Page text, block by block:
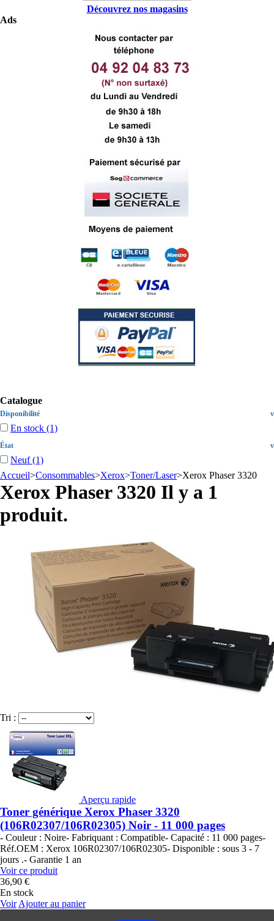
Découvrez nos magasins
Ads
Catalogue
Disponibilité v
En stock (1)
État v
Neuf(1)
Accueil>Consommables>Xerox>Toner/Laser>Xerox Phaser 3320
Xerox Phaser 3320 Il y a 1
produit.
Tri :
Aperçu rapide
Toner générique Xerox Phaser 3320
(106R02307/106R02305) Noir - 11 000 pages
- Couleur : Noire- Fabriquant : Compatible- Capacité : 11 000 pages-
Réf.OEM : Xerox 106R02307/106R02305- Disponible : sous 3 - 7
jours .- Garantie 1 an
Voir ce produit
36,90 €
En stock
Voir Ajouter au panier